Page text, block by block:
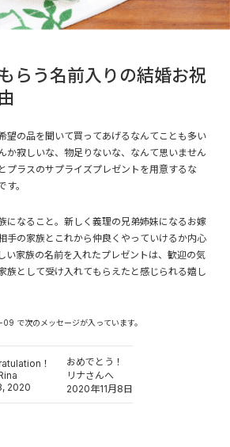
らう名前入りの結婚お祝
望の品を聞いて買ってあげるなんてことも多い
か寂しいな、物足りないな、なんて思いません
プラスのサプライズプレゼントを用意するな
。
になること。新しく義理の兄弟姉妹になるお嫁
手の家族とこれから仲良くやっていけるか内心
い家族の名前を入れたプレゼントは、歓迎の気
族として受け入れてもらえたと感じられる嬉し
で次のメッセージが入っています。
！
2020
おめでとう！
リナさんへ
2020年11月8日